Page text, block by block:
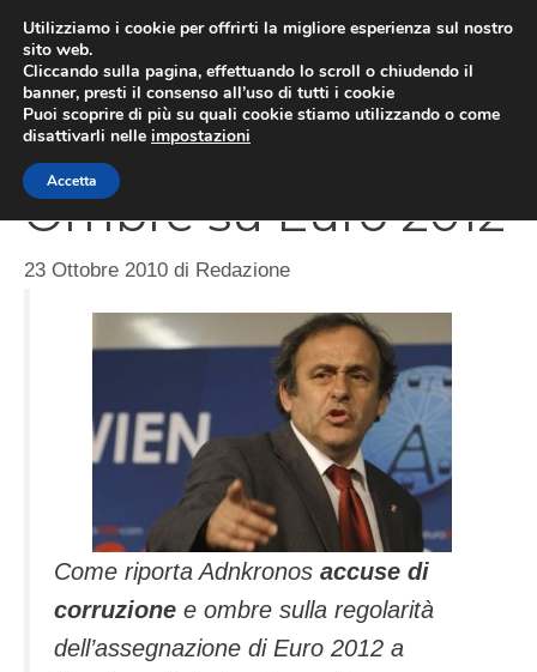
contenuto
Ombre su Euro 2012
23 Ottobre 2010 di Redazione
Come riporta Adnkronos accuse di
corruzione e ombre sulla regolarità
dell’assegnazione di Euro 2012 a
Utilizziamo i cookie per offrirti la migliore esperienza sul nostro
sito web.
Cliccando sulla pagina, effettuando lo scroll o chiudendo il
banner, presti il consenso all’uso di tutti i cookie
Puoi scoprire di più su quali cookie stiamo utilizzando o come
disattivarli nelle impostazioni
Accetta